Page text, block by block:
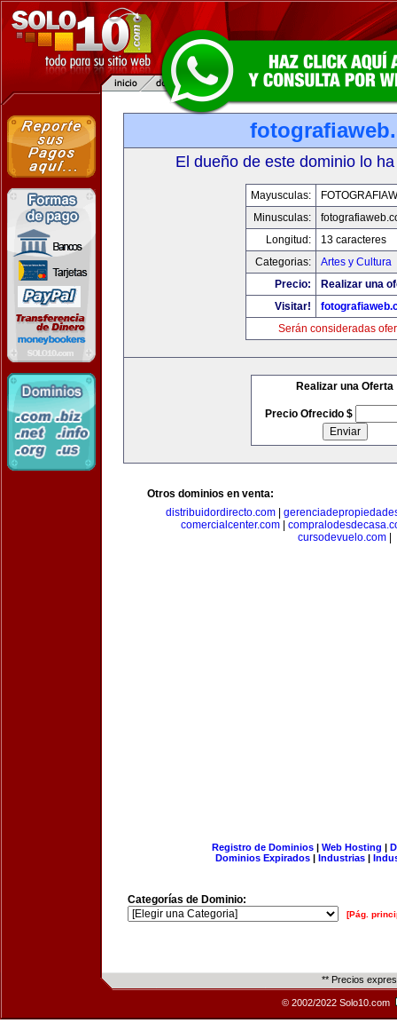
El dueño de este dominio lo
Mayusculas:
Minusculas:
Longitud:
13 caracteres
Categorias:
Artes y Cultura
Precio:
Realizar una
Visitar!
Serán consideradas
Realizar una Oferta
Precio Ofrecido $
Otros dominios en venta:
distribuidordirecto.com|
comercialcenter.com
cursodevuelo.com
Registro de Dominios| Web Hosting |
Dominios Expirados | Industrias |
Categorías de Dominio:
[Pág.
** Precios
© 2002/2022 Solo10.com